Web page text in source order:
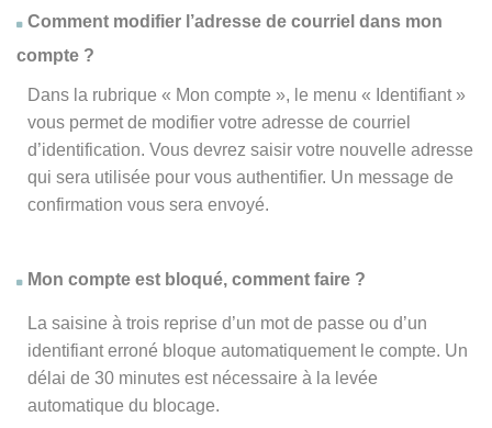
Comment modifier l’adresse de courriel dans mon
compte ?
Dans la rubrique « Mon compte », le menu « Identifiant »
vous permet de modifier votre adresse de courriel
d’identification. Vous devrez saisir votre nouvelle adresse
qui sera utilisée pour vous authentifier. Un message de
confirmation vous sera envoyé.
Mon compte est bloqué, comment faire ?
La saisine à trois reprise d’un mot de passe ou d’un
identifiant erroné bloque automatiquement le compte. Un
délai de 30 minutes est nécessaire à la levée
automatique du blocage.